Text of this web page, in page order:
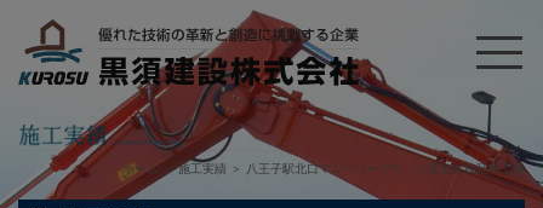
ホーム ＞ 施工実績 ＞ 八王子駅北口マルベリーブリッジ西放射線延伸工事